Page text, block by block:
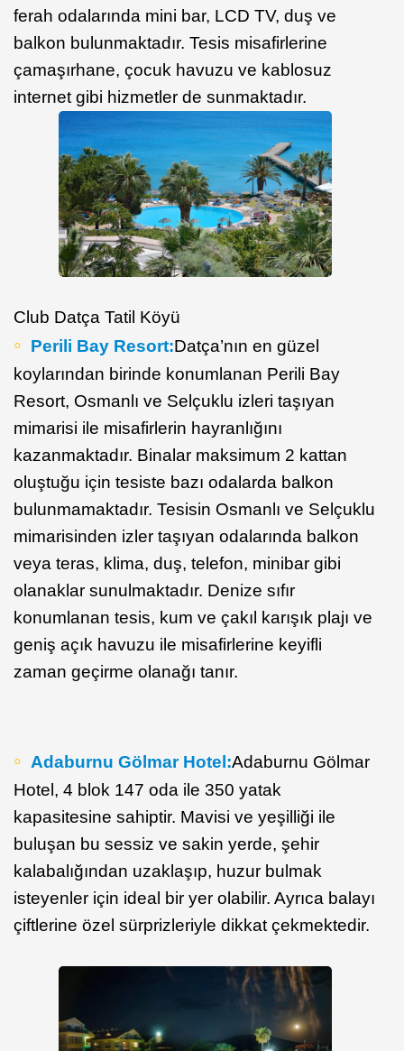
ferah odalarında mini bar, LCD TV, duş ve
balkon bulunmaktadır. Tesis misafirlerine
çamaşırhane, çocuk havuzu ve kablosuz
internet gibi hizmetler de sunmaktadır.
Club Datça Tatil Köyü
Perili Bay Resort:Datça’nın en güzel
koylarından birinde konumlanan Perili Bay
Resort, Osmanlı ve Selçuklu izleri taşıyan
mimarisi ile misafirlerin hayranlığını
kazanmaktadır. Binalar maksimum 2 kattan
oluştuğu için tesiste bazı odalarda balkon
bulunmamaktadır. Tesisin Osmanlı ve Selçuklu
mimarisinden izler taşıyan odalarında balkon
veya teras, klima, duş, telefon, minibar gibi
olanaklar sunulmaktadır. Denize sıfır
konumlanan tesis, kum ve çakıl karışık plajı ve
geniş açık havuzu ile misafirlerine keyifli
zaman geçirme olanağı tanır.
Adaburnu Gölmar Hotel:Adaburnu Gölmar
Hotel, 4 blok 147 oda ile 350 yatak
kapasitesine sahiptir. Mavisi ve yeşilliği ile
buluşan bu sessiz ve sakin yerde, şehir
kalabalığından uzaklaşıp, huzur bulmak
isteyenler için ideal bir yer olabilir. Ayrıca balayı
çiftlerine özel sürprizleriyle dikkat çekmektedir.